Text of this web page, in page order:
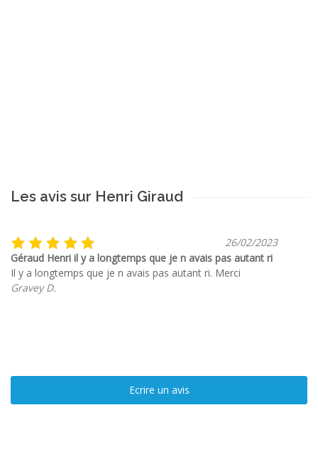
Les avis sur Henri Giraud
26/02/2023
Géraud Henri il y a longtemps que je n avais pas autant ri
Il y a longtemps que je n avais pas autant ri. Merci
Gravey D.
Ecrire un avis